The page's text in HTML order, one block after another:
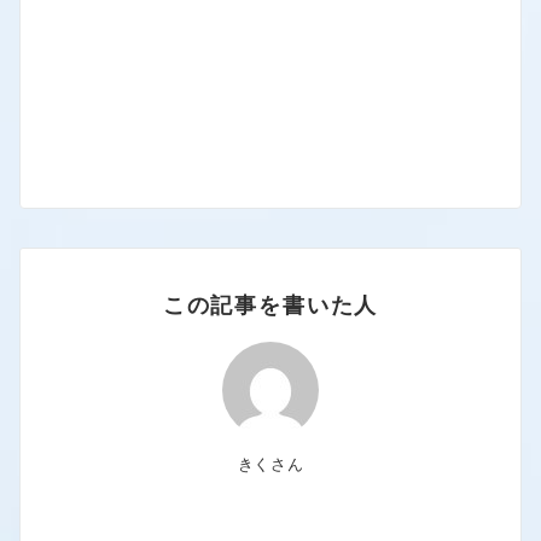
この記事を書いた人
きくさん